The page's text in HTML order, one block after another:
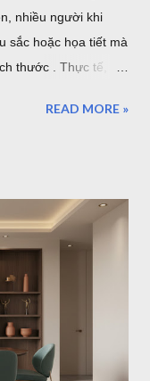
nhiều người khi
sắc hoặc họa tiết mà
thước . Thực tế,
không gian trở
dàng tìm được mẫu
Thảm Phòng
Bảng Kích Thước) Vì
trọng? Trong thiết
trí mà còn đóng
Một chiếc thảm có
giúp bộ sofa, bàn
READ MORE »